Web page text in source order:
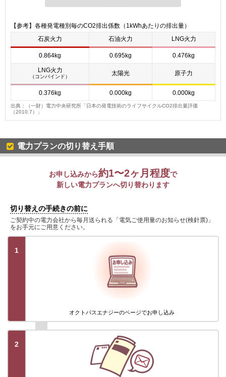
【参考】各種発電種別毎のCO2排出係数（1kWhあたりの排出量）
石炭火力
石油火力 LNG火力
0.864kg 0.695kg 0.476kg
LNG火力
（コンバインド） 太陽光 原子力
0.376kg 0.000kg 0.000kg
出典：（一財）電力中央研究所「日本の発電技術のライフサイクルCO2排出量評価
（2010.7）」
電力プランの切り替え手順
お申し込みから約1〜2ヶ月程度で
新しい電力プランへ切り替わります
切り替えの手続きの前に
ご契約中の電力会社から毎月送られる「電気ご使用量のお知らせ(検針票)」
をお手元にご用意ください。
1
オクトパスエナジーのページでお申し込み
2